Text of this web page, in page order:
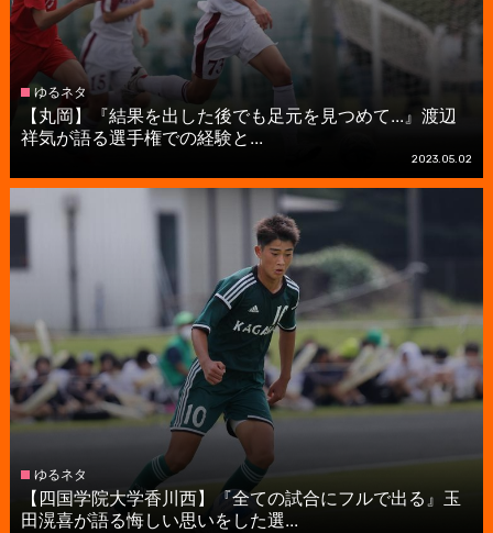
ゆるネタ
【丸岡】『結果を出した後でも足元を見つめて...』渡辺
祥気が語る選手権での経験と...
2023.05.02
ゆるネタ
【四国学院大学香川西】『全ての試合にフルで出る』玉
田滉喜が語る悔しい思いをした選...